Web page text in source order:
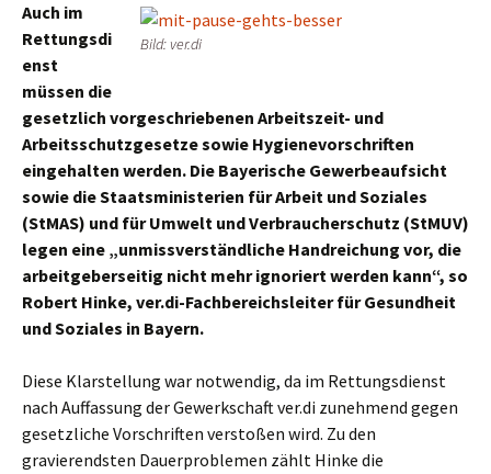
Bild: ver.di
Auch im
Rettungsdi
enst
müssen die
gesetzlich vorgeschriebenen Arbeitszeit- und
Arbeitsschutzgesetze sowie Hygienevorschriften
eingehalten werden. Die Bayerische Gewerbeaufsicht
sowie die Staatsministerien für Arbeit und Soziales
(StMAS) und für Umwelt und Verbraucherschutz (StMUV)
legen eine „unmissverständliche Handreichung vor, die
arbeitgeberseitig nicht mehr ignoriert werden kann“, so
Robert Hinke, ver.di-Fachbereichsleiter für Gesundheit
und Soziales in Bayern.
Diese Klarstellung war notwendig, da im Rettungsdienst
nach Auffassung der Gewerkschaft ver.di zunehmend gegen
gesetzliche Vorschriften verstoßen wird. Zu den
gravierendsten Dauerproblemen zählt Hinke die